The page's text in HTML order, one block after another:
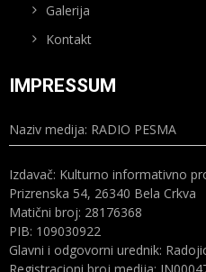
Galerija
Kontakt
IMPRESSUM
Naziv medija: RADIO PESMA
Izdavač: Kulturno informativno
Prizrenska 54, 26340 Bela Crkva
Matični broj: 28176368
PIB: 109030922
Glavni i odgovorni urednik: